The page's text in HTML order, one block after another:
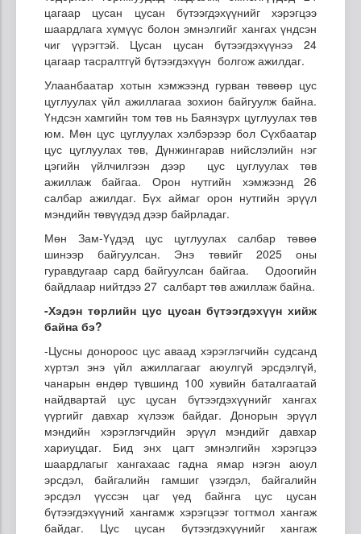
цагаар цусан цусан бүтээгдэхүүнийг хэрэгцээ
шаардлага хүмүүс болон эмнэлгийг хангах үндсэн
чиг үүрэгтэй. Цусан цусан бүтээгдэхүүнээ 24
цагаар тасралтгүй бүтээгдэхүүн болгож ажилдаг.
Улаанбаатар хотын хэмжээнд гурван төвөөр цус
цуглуулах үйл ажиллагаа зохион байгуулж байна.
Үндсэн хамгийн том төв нь Баянзүрх цуглуулах төв
юм. Мөн цус цуглуулах хэлбэрээр бол Сүхбаатар
цус цуглуулах төв, Дүнжингарав нийслэлийн нэг
цэгийн үйлчилгээн дээр цус цуглуулах төв
ажиллаж байгаа. Орон нутгийн хэмжээнд 26
салбар ажилдаг. Бүх аймаг орон нутгийн эрүүл
мэндийн төвүүдэд дээр байрладаг.
Мөн Зам-Үүдэд цус цуглуулах салбар төвөө
шинээр байгуулсан. Энэ төвийг 2025 оны
гуравдугаар сард байгуулсан байгаа. Одоогийн
байдлаар нийтдээ 27 салбарт төв ажиллаж байна.
-Хэдэн төрлийн цус цусан бүтээгдэхүүн хийж
байна бэ?
-Цусны донороос цус аваад хэрэглэгчийн судсанд
хүртэл энэ үйл ажиллагааг аюулгүй эрсдэлгүй,
чанарын өндөр түвшинд 100 хувийн баталгаатай
найдвартай цус цусан бүтээгдэхүүнийг хангах
үүргийг давхар хүлээж байдаг. Донорын эрүүл
мэндийн хэрэглэгчдийн эрүүл мэндийг давхар
хариуцдаг. Бид энх цагт эмнэлгийн хэрэгцээ
шаардлагыг хангахаас гадна ямар нэгэн аюул
эрсдэл, байгалийн гамшиг үзэгдэл, байгалийн
эрсдэл үүссэн цаг үед байнга цус цусан
бүтээгдэхүүний хангамж хэрэгцээг тогтмол хангаж
байдаг. Цус цусан бүтээгдэхүүнийг хангаж